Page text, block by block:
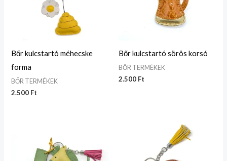
Bőr kulcstartó méhecske
forma
BŐR TERMÉKEK
2.500 Ft
Bőr kulcstartó sörös korsó
BŐR TERMÉKEK
2.500 Ft